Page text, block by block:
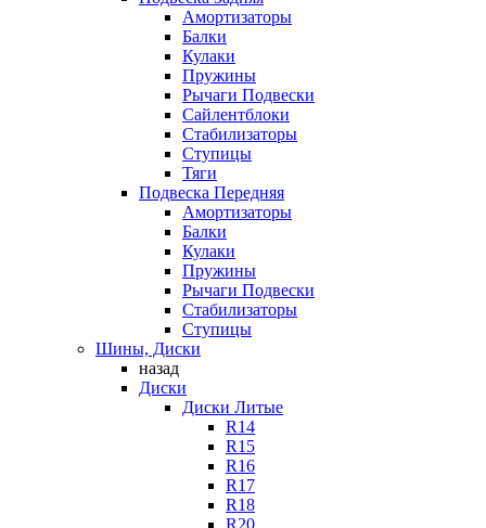
Амортизаторы
Балки
Кулаки
Пружины
Рычаги Подвески
Сайлентблоки
Стабилизаторы
Ступицы
Тяги
Подвеска Передняя
Амортизаторы
Балки
Кулаки
Пружины
Рычаги Подвески
Стабилизаторы
Ступицы
Шины, Диски
назад
Диски
Диски Литые
R14
R15
R16
R17
R18
R20